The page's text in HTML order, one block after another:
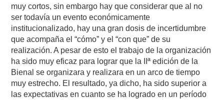
muy cortos, sin embargo hay que considerar que al no
ser todavía un evento económicamente
institucionalizado, hay una gran dosis de incertidumbre
que acompaña el “cómo” y el “con que” de su
realización. A pesar de esto el trabajo de la organización
ha sido muy eficaz para lograr que la IIª edición de la
Bienal se organizara y realizara en un arco de tiempo
muy estrecho. El resultado, ya dicho, ha sido superior a
las expectativas en cuanto se ha logrado en un período